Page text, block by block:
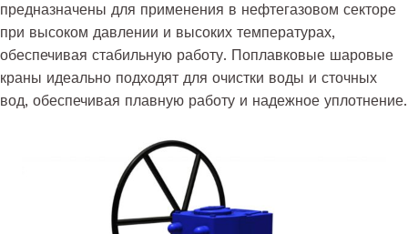
предназначены для применения в нефтегазовом секторе
при высоком давлении и высоких температурах,
обеспечивая стабильную работу. Поплавковые шаровые
краны идеально подходят для очистки воды и сточных
вод, обеспечивая плавную работу и надежное уплотнение.